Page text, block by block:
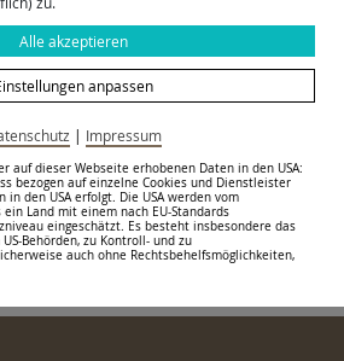
wie geweihte tönerne Schabsteine,
ins Essen gerührt wurde, um
Auch Schutzamulette, Wachsstöcke
(private Andachtsvitrinen)
Sammlung.
Alle akzeptieren
anpassen
| Impressum
auf dieser Webseite erhobenen Daten in den USA:
bezogen auf einzelne Cookies und Dienstleister
den USA erfolgt. Die USA werden vom
Land mit einem nach EU-Standards
eingeschätzt. Es besteht insbesondere das
Behörden, zu Kontroll- und zu
auch ohne Rechtsbehelfsmöglichkeiten,